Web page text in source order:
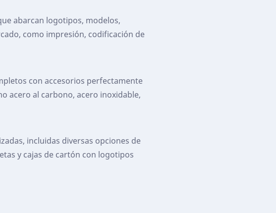
abarcan logotipos, modelos,
como impresión, codificación de
con accesorios perfectamente
acero al carbono, acero inoxidable,
incluidas diversas opciones de
y cajas de cartón con logotipos